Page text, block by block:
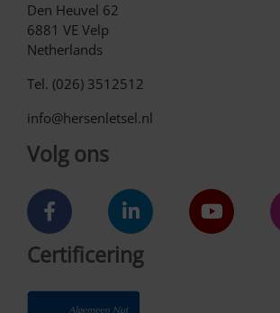
Den Heuvel 62
6881 VE Velp
Netherlands
Tel. (026) 3512512
info@hersenletsel.nl
Volg ons
Certificering